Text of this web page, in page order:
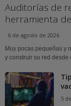
Auditorías de
herramienta de
6 de agosto de 2026
Muy pocas pequeñas y
y construir su red
5